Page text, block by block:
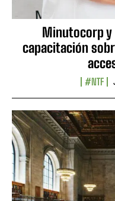
Minutocorp y
capacitación
#NTF